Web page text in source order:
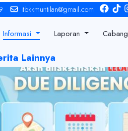
16.00 | LPS Rate : 6 %
itbkkmuntilan@gmail.com
Informasi Laporan Cabang
Lainnya